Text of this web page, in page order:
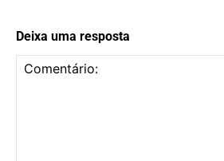
Deixa uma resposta